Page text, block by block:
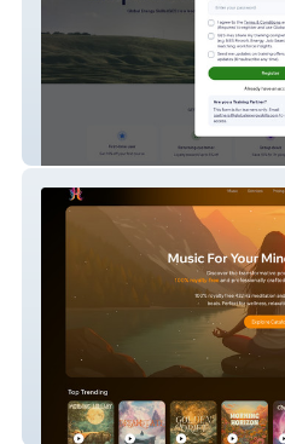
Global Energy Skills
Harmni